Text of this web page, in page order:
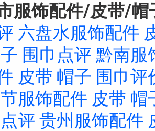
服饰配件/皮带/帽
六盘水服饰配件
围巾点评 黔南服
皮带 帽子 围巾评
服饰配件 皮带 帽
评 贵州服饰配件